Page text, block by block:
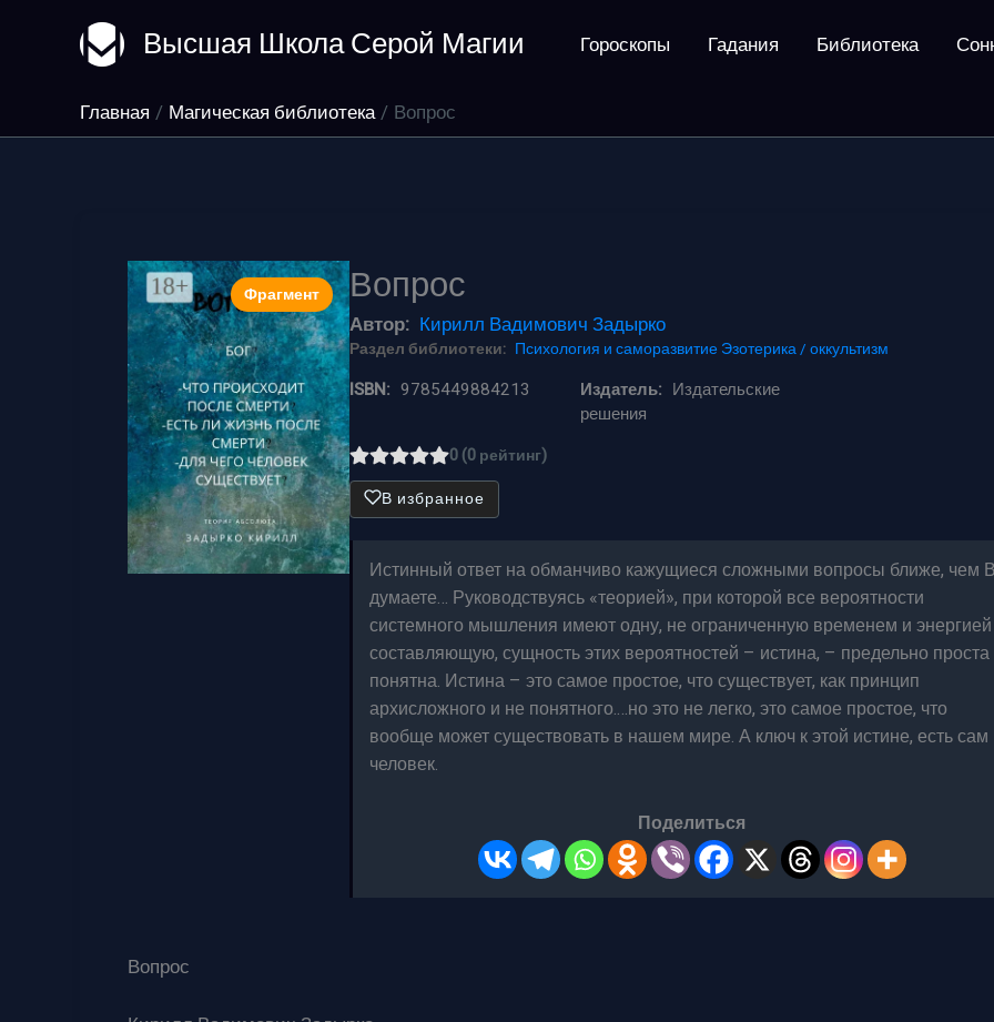
содержимому
Высшая Школа Серой Магии Гороскопы Гадания Библиотека
Главная Магическая библиотека Вопрос
Фрагмент Вопрос
Автор: Кирилл Вадимович Задырко
Раздел библиотеки: Психология и саморазвитие Эзотерика / оккультизм
ISBN: 9785449884213 Издатель: Издательские
решения
0 (0 рейтинг)
В избранное
Истинный ответ на обманчиво кажущиеся сложными вопросы ближе, чем
думаете… Руководствуясь «теорией», при которой все вероятности
системного мышления имеют одну, не ограниченную временем и энергией
составляющую, сущность этих вероятностей – истина, – предельно проста
понятна. Истина – это самое простое, что существует, как принцип
архисложного и не понятного.…но это не легко, это самое простое, что
вообще может существовать в нашем мире. А ключ к этой истине, есть сам
человек.
Поделиться
Вопрос